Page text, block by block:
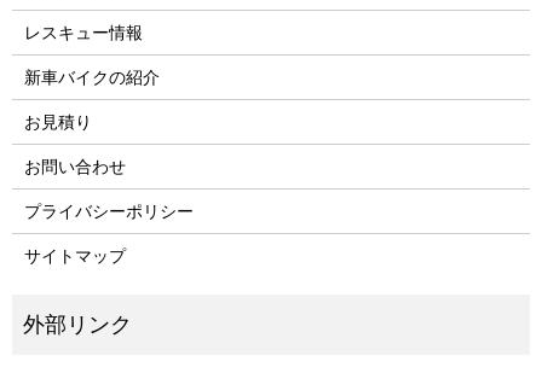
レスキュー情報
新車バイクの紹介
お見積り
お問い合わせ
プライバシーポリシー
サイトマップ